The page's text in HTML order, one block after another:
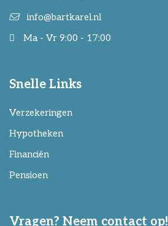
info@bartkarel.nl
Ma - Vr 9:00 - 17:00
Snelle Links
Verzekeringen
Hypotheken
Financiën
Pensioen
Vragen? Neem contact op!